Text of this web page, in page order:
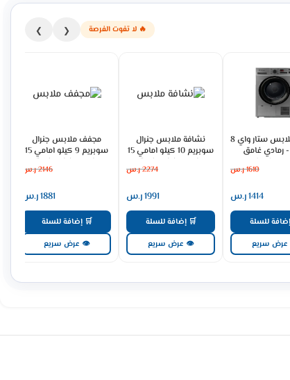
🔥 لا تفوت الفرصة ❮
❯
مجفف ملابس ستار واي 8
رمادي غامق
SW8DRHP
1610ر.س
1414ر.س
للسلة
سريع
نشافة ملابس جنرال
سوبريم 10 كيلو امامي 15
برنامج - فضى غامق
GSDH100SH
2274ر.س
1991ر.س
🛒 إضافة للسلة
👁 عرض سريع
مجفف ملابس جنرال
سوبريم 9 كيلو امامي 15
برنامج - فضى غامق
GSDH90SH
2146ر.س
1881ر.س
🛒 إضافة للسلة
👁 عرض سريع